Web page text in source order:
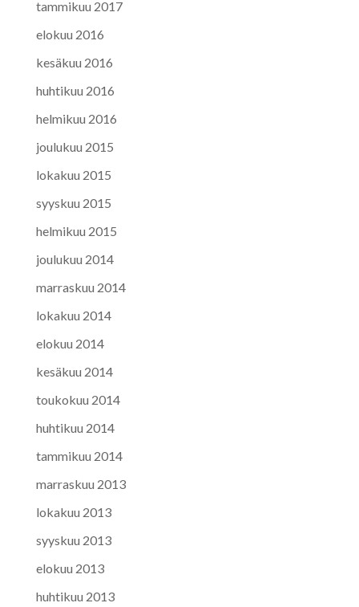
tammikuu 2017
elokuu 2016
kesäkuu 2016
huhtikuu 2016
helmikuu 2016
joulukuu 2015
lokakuu 2015
syyskuu 2015
helmikuu 2015
joulukuu 2014
marraskuu 2014
lokakuu 2014
elokuu 2014
kesäkuu 2014
toukokuu 2014
huhtikuu 2014
tammikuu 2014
marraskuu 2013
lokakuu 2013
syyskuu 2013
elokuu 2013
huhtikuu 2013